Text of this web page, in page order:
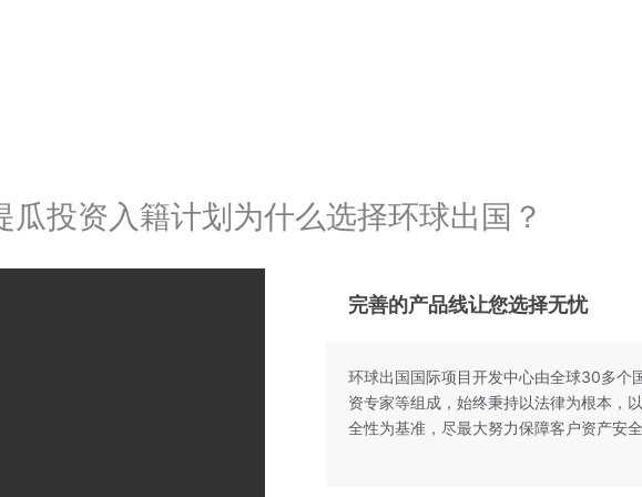
瓜投资入籍计划为什么选择环球出国？
完善的产品线让您选择无忧
环球出国国际项目开发中心由全球30多个
资专家等组成，始终秉持以法律为根本，
全性为基准，尽最大努力保障客户资产安